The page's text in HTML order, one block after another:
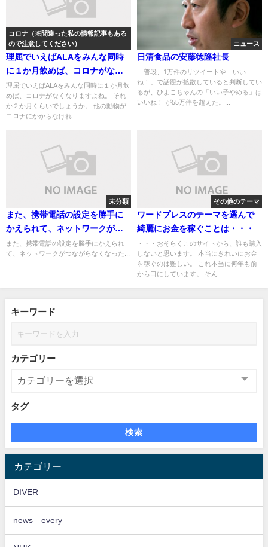
コロナ（※間違った私の情報記事もある
ので注意してください）
理屈でいえばALAをみんな同時
に１か月飲めば、コロナがなく
なりますよね
理屈でいえばALAをみんな同時に１か月飲
めば、コロナがなくなりますよね。 それ
か２か月くらいでしょうか。 他の動物が
コロナにかからなけれ...
ニュース
日清食品の安藤徳隆社長
「普段、1万件のリツイートや「いい
ね！」で話題が拡散していると判断してい
るが、ひよこちゃんの「いい子やめる」は
いいね！ が55万件を超えた。...
未分類
また、携帯電話の設定を勝手に
かえられて、ネットワークがつ
ながらなくなった
また、携帯電話の設定を勝手にかえられ
て、ネットワークがつながらなくなった...
その他のテーマ
ワードプレスのテーマを選んで
綺麗にお金を稼ぐことは・・・
・・・おそらくこのサイトから、誰も購入
しないと思います。 本当にきれいにお金
を稼ぐのは難しい。 これ本当に何年も前
から口にしています。 そん...
キーワード
カテゴリー
タグ
検索
カテゴリー
DIVER
news every